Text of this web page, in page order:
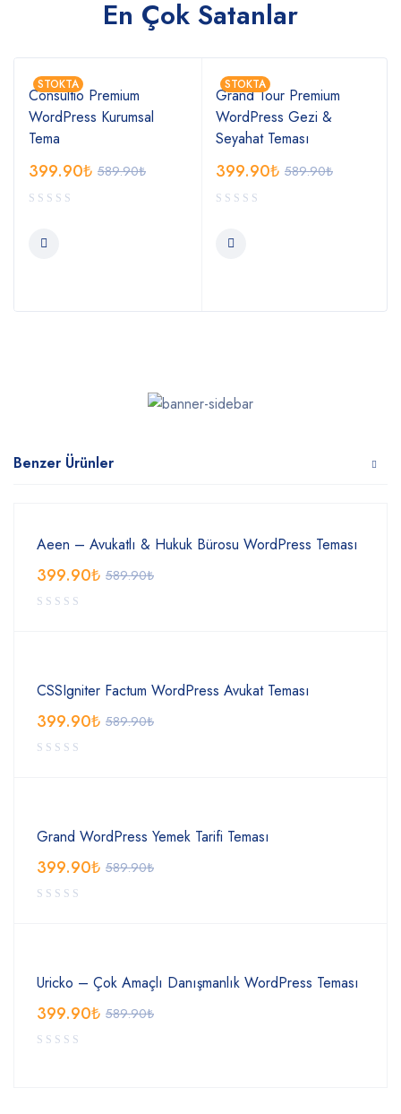
En Çok Satanlar
STOKTA
Consultio Premium
WordPress Kurumsal
Tema
589.90₺
399.90₺
STOKTA
Grand Tour Premium
WordPress Gezi &
Seyahat Teması
589.90₺
399.90₺
Benzer Ürünler
Aeen – Avukatlı & Hukuk Bürosu WordPress Teması
589.90₺
399.90₺
CSSIgniter Factum WordPress Avukat Teması
589.90₺
399.90₺
Grand WordPress Yemek Tarifi Teması
589.90₺
399.90₺
Uricko – Çok Amaçlı Danışmanlık WordPress Teması
589.90₺
399.90₺